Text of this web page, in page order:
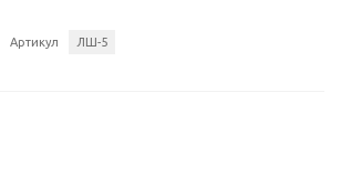
Артикул ЛШ-5